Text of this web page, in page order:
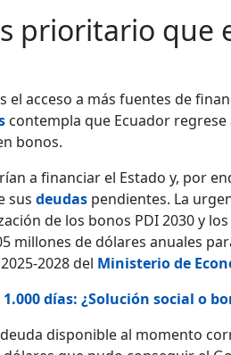
prioritario que
el acceso a más fuentes de
contempla que Ecuador
bonos.
a financiar el Estado y, por
sus deudas pendientes. La
de los bonos PDI 2030 y
millones de dólares anuales
2028 del Ministerio de
días: ¿Solución social o
disponible al momento